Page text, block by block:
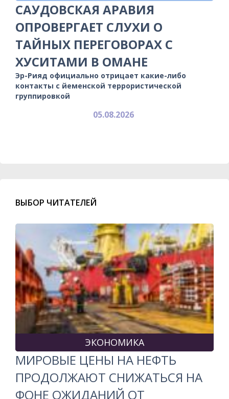
САУДОВСКАЯ АРАВИЯ
ОПРОВЕРГАЕТ СЛУХИ О
ТАЙНЫХ ПЕРЕГОВОРАХ С
ХУСИТАМИ В ОМАНЕ
Эр-Рияд официально отрицает какие-либо
контакты с йеменской террористической
группировкой
05.08.2026
ВЫБОР ЧИТАТЕЛЕЙ
ЭКОНОМИКА
МИРОВЫЕ ЦЕНЫ НА НЕФТЬ
ПРОДОЛЖАЮТ СНИЖАТЬСЯ НА
ФОНЕ ОЖИДАНИЙ ОТ